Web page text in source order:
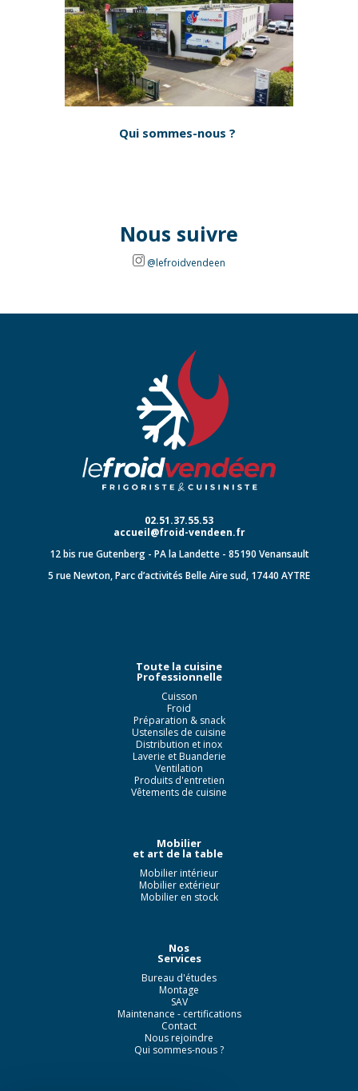
Qui sommes-nous ?
Nous suivre
@lefroidvendeen
02.51.37.55.53
accueil@froid-vendeen.fr
12 bis rue Gutenberg - PA la Landette - 85190 Venansault
5 rue Newton, Parc d’activités Belle Aire sud, 17440 AYTRE
Toute la cuisine
Professionnelle
Cuisson
Froid
Préparation & snack
Ustensiles de cuisine
Distribution et inox
Laverie et Buanderie
Ventilation
Produits d'entretien
Vêtements de cuisine
Mobilier
et art de la table
Mobilier intérieur
Mobilier extérieur
Mobilier en stock
Nos
Services
Bureau d'études
Montage
SAV
Maintenance - certifications
Contact
Nous rejoindre
Qui sommes-nous ?